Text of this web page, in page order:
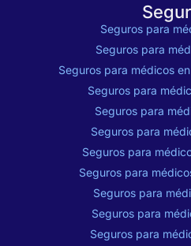
Seguros para
Seguros para
Seguros para médicos
Seguros para
Seguros para
Seguros para
Seguros para
Seguros para
Seguros para
Seguros para
Seguros para